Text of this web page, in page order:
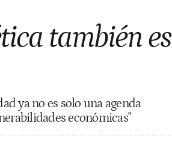
también es
ya no es solo una agenda
económicas"